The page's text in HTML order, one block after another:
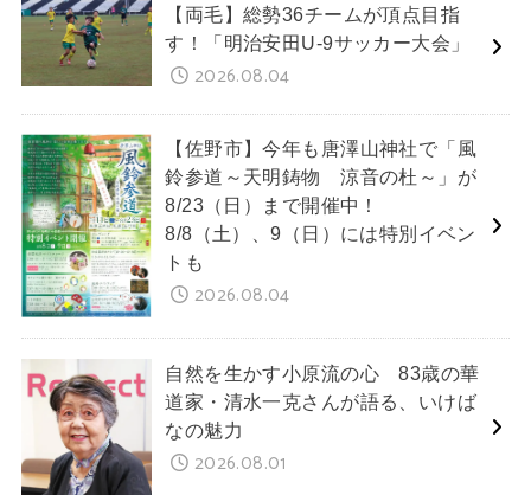
【両毛】総勢36チームが頂点目指
す！「明治安田U-9サッカー大会」
2026.08.04
【佐野市】今年も唐澤山神社で「風
鈴参道～天明鋳物 涼音の杜～」が
8/23（日）まで開催中！
8/8（土）、9（日）には特別イベン
トも
2026.08.04
自然を生かす小原流の心 83歳の華
道家・清水一克さんが語る、いけば
なの魅力
2026.08.01